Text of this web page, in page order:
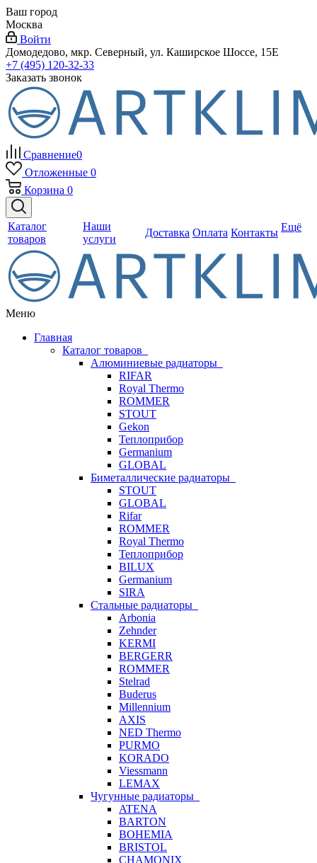
Ваш город
Москва
Войти
Домодедово, мкр. Северный, ул. Каширское Шоссе, 15Е
+7 (495) 120-32-33
Заказать звонок
Сравнение0
Отложенные 0
Корзина 0
Каталог
товаров
Наши
услуги
Доставка Оплата Контакты Ещё
Меню
Главная
Каталог товаров
Алюминиевые радиаторы
RIFAR
Royal Thermo
ROMMER
STOUT
Gekon
Теплоприбор
Germanium
GLOBAL
Биметаллические радиаторы
STOUT
GLOBAL
Rifar
ROMMER
Royal Thermo
Теплоприбор
BILUX
Germanium
SIRA
Стальные радиаторы
Arbonia
Zehnder
KERMI
BERGERR
ROMMER
Stelrad
Buderus
Millennium
AXIS
NED Thermo
PURMO
KORADO
Viessmann
LEMAX
Чугунные радиаторы
ATENA
BARTON
BOHEMIA
BRISTOL
CHAMONIX